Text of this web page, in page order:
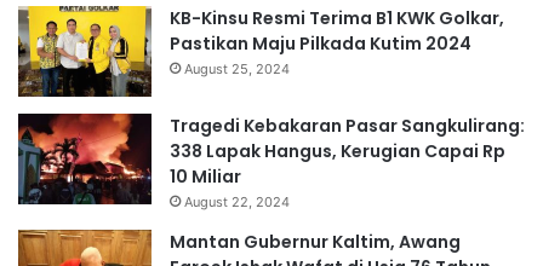
KB-Kinsu Resmi Terima B1 KWK Golkar,
Pastikan Maju Pilkada Kutim 2024
August 25, 2024
Tragedi Kebakaran Pasar Sangkulirang:
338 Lapak Hangus, Kerugian Capai Rp
10 Miliar
August 22, 2024
Mantan Gubernur Kaltim, Awang